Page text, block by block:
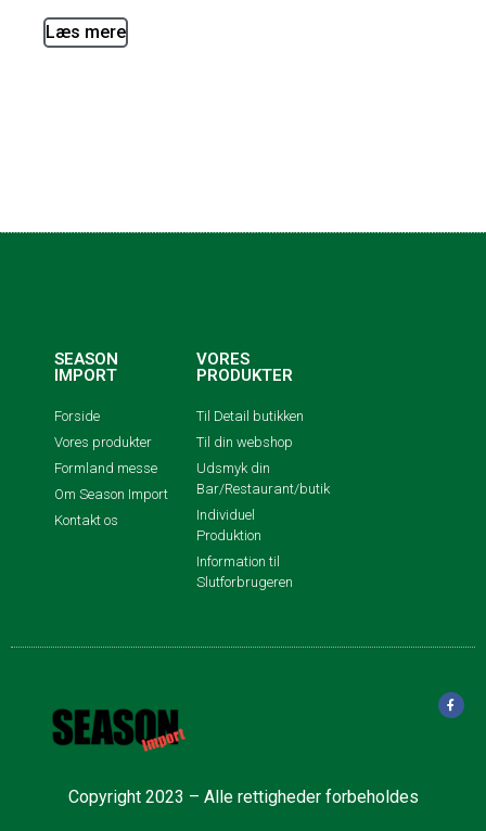
Læs mere
SEASON
IMPORT
Forside
Vores produkter
Formland messe
Om Season Import
Kontakt os
VORES
PRODUKTER
Til Detail butikken
Til din webshop
Udsmyk din
Bar/Restaurant/butik
Individuel
Produktion
Information til
Slutforbrugeren
Copyright 2023 – Alle rettigheder forbeholdes